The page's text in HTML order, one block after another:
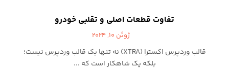
تفاوت قطعات اصلی و تقلبی خودرو
ژوئن ۱۰, ۲۰۲۴
قالب وردپرس اکسترا (XTRA) نه تنها یک قالب وردپرس نیست؛
بلکه یک شاهکار است که ...